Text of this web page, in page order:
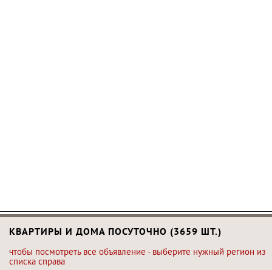
КВАРТИРЫ И ДОМА ПОСУТОЧНО (3659 ШТ.)
чтобы посмотреть все объявление - выберите нужный регион из
списка справа